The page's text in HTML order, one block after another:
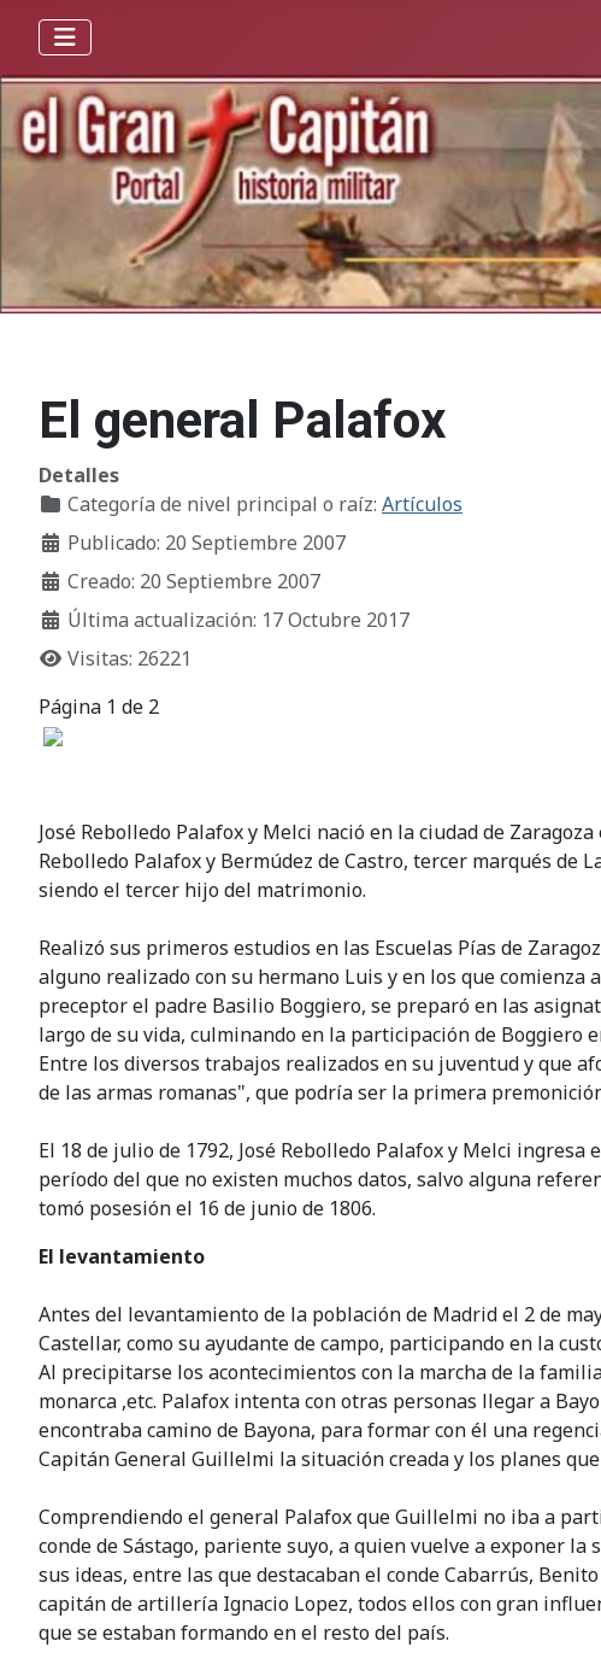
El general Palafox
Detalles
Categoría de nivel principal o raíz: Artículos
Publicado: 20 Septiembre 2007
Creado: 20 Septiembre 2007
Última actualización: 17 Octubre 2017
Visitas: 26221
Página 1 de 2
José Rebolledo Palafox y Melci nació en la ciudad de
Rebolledo Palafox y Bermúdez de Castro, tercer marqués de
siendo el tercer hijo del matrimonio.
Realizó sus primeros estudios en las Escuelas Pías de
alguno realizado con su hermano Luis y en los que
preceptor el padre Basilio Boggiero, se preparó en las
largo de su vida, culminando en la participación de Boggiero
Entre los diversos trabajos realizados en su juventud y que
de las armas romanas", que podría ser la primera
El 18 de julio de 1792, José Rebolledo Palafox y Melci
período del que no existen muchos datos, salvo alguna
tomó posesión el 16 de junio de 1806.
El levantamiento
Antes del levantamiento de la población de Madrid el 2 de
Castellar, como su ayudante de campo, participando en la
Al precipitarse los acontecimientos con la marcha de la
monarca ,etc. Palafox intenta con otras personas llegar a
encontraba camino de Bayona, para formar con él una
Capitán General Guillelmi la situación creada y los planes
Comprendiendo el general Palafox que Guillelmi no iba a
conde de Sástago, pariente suyo, a quien vuelve a exponer
sus ideas, entre las que destacaban el conde Cabarrús,
capitán de artillería Ignacio Lopez, todos ellos con gran
que se estaban formando en el resto del país.